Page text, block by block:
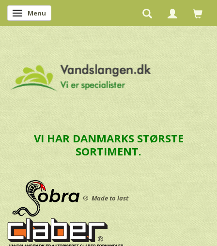
Skifte navigation
Menu
VI HAR DANMARKS STØRSTE
SORTIMENT.
® Made to last